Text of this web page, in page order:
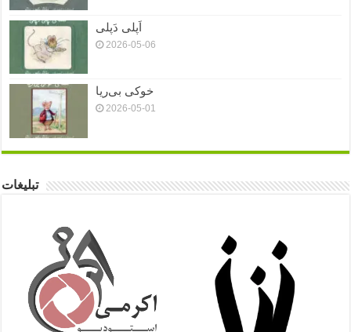
اَپلی دَپلی
2026-05-06
خوکی بی‌ریا
2026-05-01
تبلیغات